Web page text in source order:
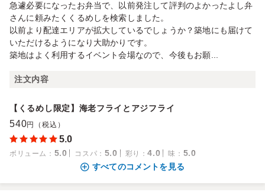
急遽必要になったお弁当で、以前発注して評判のよかったよし弁
さんに頼みたくくるめしを検索しました。
以前より配達エリアが拡大しているでしょうか？築地にも届けて
いただけるようになり大助かりです。
築地はよく利用するイベント会場なので、今後もお願...
注文内容
【くるめし限定】海老フライとアジフライ
540円（税込）
5.0
ボリューム ： 5.0 コスパ ： 5.0 彩り ：4.0 味 ： 5.0
すべてのコメントを見る